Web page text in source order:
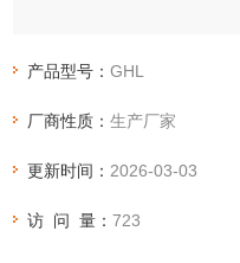
产品型号：GHL
厂商性质：生产厂家
更新时间： 2026-03-03
访 问 量：723